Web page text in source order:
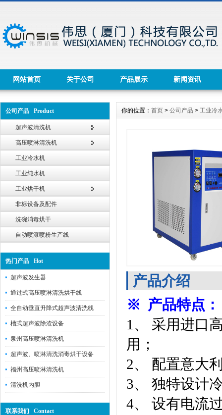
网站首页 关于公司 产品展示 新闻资讯
公司产品 Product
超声波清洗机
高压喷淋清洗机
工业冷水机
工业纯水机
工业烘干机
非标设备及配件
洗碗消毒烘干
自动喷漆喷粉生产线
热门产品 Hot
超声波发生器
通过式高压喷淋清洗烘干线
全自动垂直升降式超声波清洗线
槽式超声波除渣设备
泉州高压喷淋清洗机
超声波、喷淋清洗消毒烘干设备
福州高压喷淋清洗机
清洗机内胆
联系我们 Contact
你的位置： 首页 > 公司产品 > 工业冷
产品介绍
※ 产品特点：
1、 采用进口
用；
2、 配置意大
3、 独特设计
4、 设有电流